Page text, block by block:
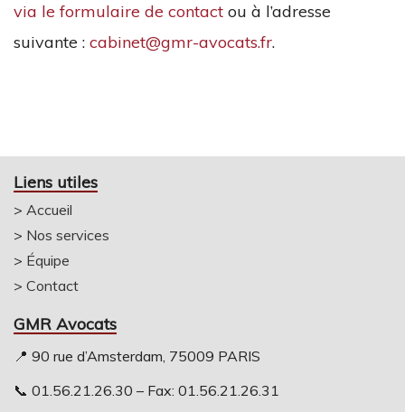
via le formulaire de contact ou à l’adresse
suivante : cabinet@gmr-avocats.fr.
Liens utiles
> Accueil
> Nos services
> Équipe
> Contact
GMR Avocats
📍 90 rue d’Amsterdam, 75009 PARIS
📞 01.56.21.26.30 – Fax: 01.56.21.26.31